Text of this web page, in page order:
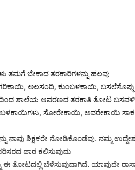
ತಮಗೆ ಬೇಕಾದ ತರಕಾರಿಗಳನ್ನು ಹಲವು
ಅಲಸಂದಿ, ಕುಂಬಳಕಾಯಿ,
ಶಾಲೆಯ ಆವರಣದ ತರಕಾತಿ ತೋಟ
ಸೋರೇಕಾಯಿ, ಅವರೇಕಾಯಿ
ನಾವು ಶಿಕ್ಷಕರೇ ನೋಡಿಕೊಂಡೆವು. ನಮ್ಮ
ಪಾಠ ಕಲಿಸುವುದು
ಈ ತೋಟದಲ್ಲಿ ಬೆಳೆಸುವುದಾಗಿದೆ. ಯಾವುದೇ